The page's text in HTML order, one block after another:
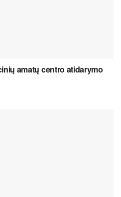
amatų centro atidarymo